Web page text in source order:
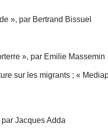
», par Bertrand Bissuel
», par Emilie Massemin
sur les migrants ; «
Jacques Adda